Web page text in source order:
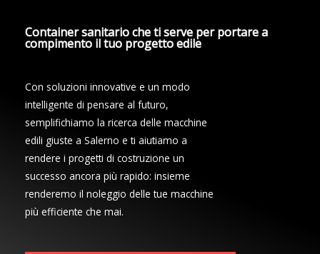
Container sanitario che ti serve per portare a
compimento il tuo progetto edile
Con soluzioni innovative e un modo
intelligente di pensare al futuro,
semplifichiamo la ricerca delle macchine
edili giuste a Salerno e ti aiutiamo a
rendere i progetti di costruzione un
successo ancora più rapido: insieme
renderemo il noleggio delle tue macchine
più efficiente che mai.